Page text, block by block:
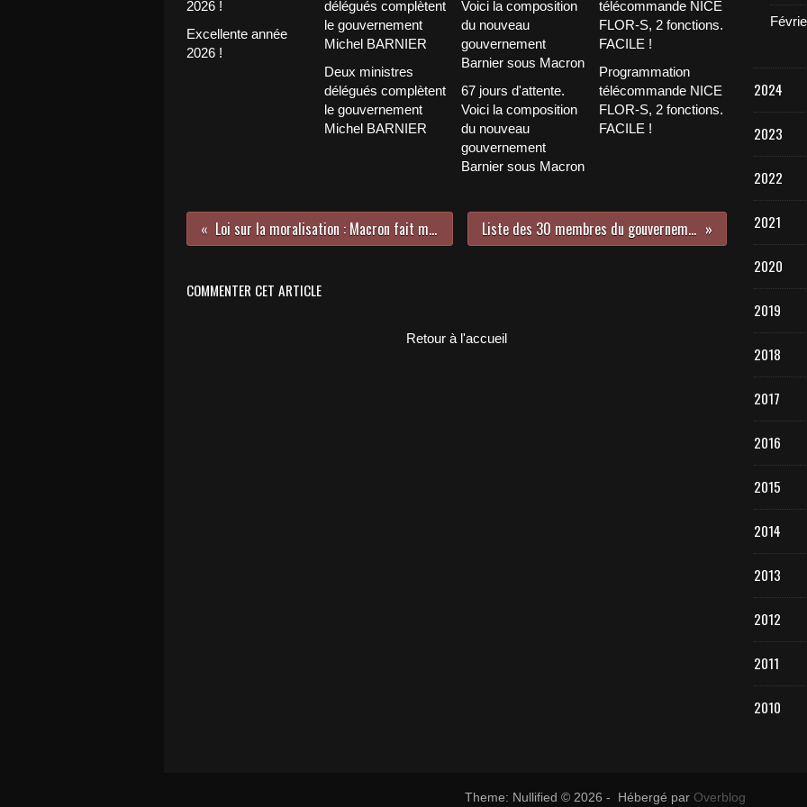
Excellente année
2026 !
Deux ministres
délégués complètent
le gouvernement
Michel BARNIER
67 jours d'attente.
Voici la composition
du nouveau
gouvernement
Barnier sous Macron
Programmation
télécommande NICE
FLOR-S, 2 fonctions.
FACILE !
Loi sur la moralisation : Macron fait marche arrière Liste des 30 membres du gouvernement Macron II
COMMENTER CET ARTICLE
Retour à l'accueil
2024
2023
2022
2021
2020
2019
2018
2017
2016
2015
2014
2013
2012
2011
2010
Theme: Nullified © 2026 - Hébergé par Overblog